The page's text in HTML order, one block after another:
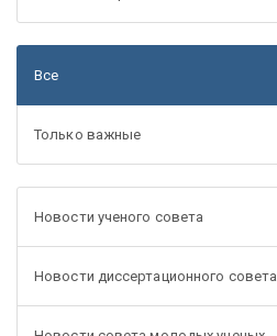
Все
Только важные
Новости ученого совета
Новости диссертационного совета